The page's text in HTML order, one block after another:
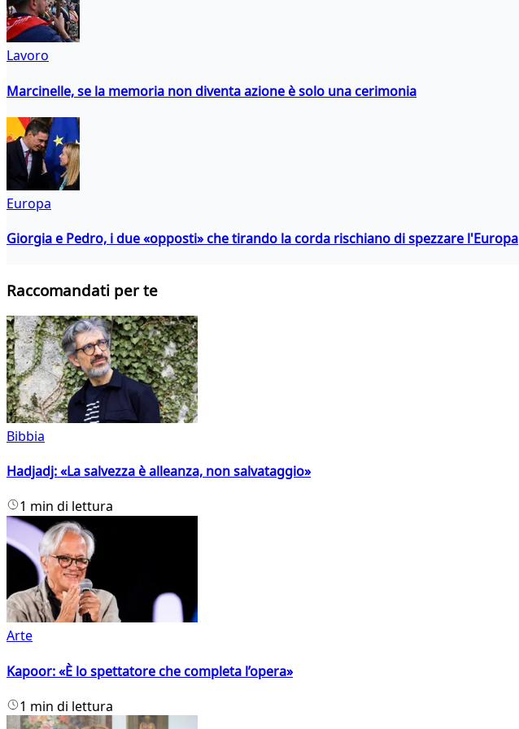
Lavoro
Marcinelle, se la memoria non diventa azione è solo una cerimonia
Europa
Giorgia e Pedro, i due «opposti» che tirando la corda rischiano di spezzare l'Europa
Raccomandati per te
Bibbia
Hadjadj: «La salvezza è alleanza, non salvataggio»
1 min di lettura
Arte
Kapoor: «È lo spettatore che completa l’opera»
1 min di lettura